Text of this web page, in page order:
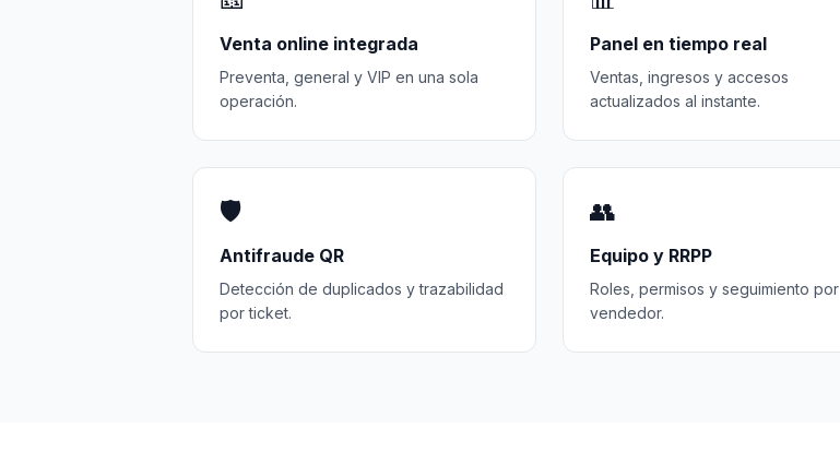
Venta online integrada
Preventa, general y VIP en una sola
operación.
Panel en tiempo real
Ventas, ingresos y accesos
actualizados al instante.
🛡️
Antifraude QR
Detección de duplicados y trazabilidad
por ticket.
👥
Equipo y RRPP
Roles, permisos y seguimiento por
vendedor.